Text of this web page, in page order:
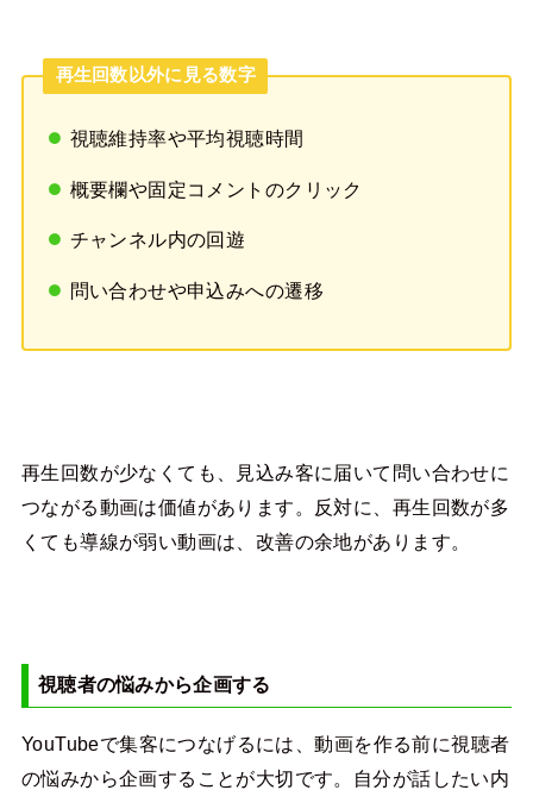
再生回数以外に見る数字
視聴維持率や平均視聴時間
概要欄や固定コメントのクリック
チャンネル内の回遊
問い合わせや申込みへの遷移
再生回数が少なくても、見込み客に届いて問い合わせに
つながる動画は価値があります。反対に、再生回数が多
くても導線が弱い動画は、改善の余地があります。
視聴者の悩みから企画する
YouTubeで集客につなげるには、動画を作る前に視聴者
の悩みから企画することが大切です。自分が話したい内